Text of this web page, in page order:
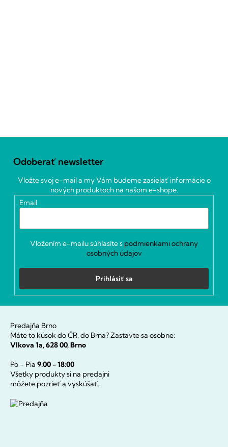
Odoberať newsletter
Vložte svoj e-mail a my Vám budeme zasielať informácie o
nových produktoch na našom e-shope.
Email
Vložením e-mailu súhlasíte s podmienkami ochrany
osobných údajov
Prihlásiť sa
Predajňa Brno
Máte to kúsok do ČR, do Brna? Zastavte sa osobne:
Vlkova 1a, 628 00, Brno
Po - Pia 9:00 - 18:00
Všetky produkty si na predajni
môžete pozrieť a vyskúšať.